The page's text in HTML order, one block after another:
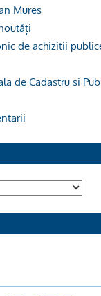
Mures
de achizitii
de Cadastru si